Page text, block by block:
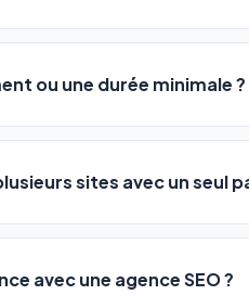
vous positionne sur
va plus loin : il fait en
comme référence dans
ou une durée minimale ?
packs sont résiliables à tout
par téléphone (09 73 89 23
est totale.
sites avec un seul
de sites différent :
avec une agence SEO ?